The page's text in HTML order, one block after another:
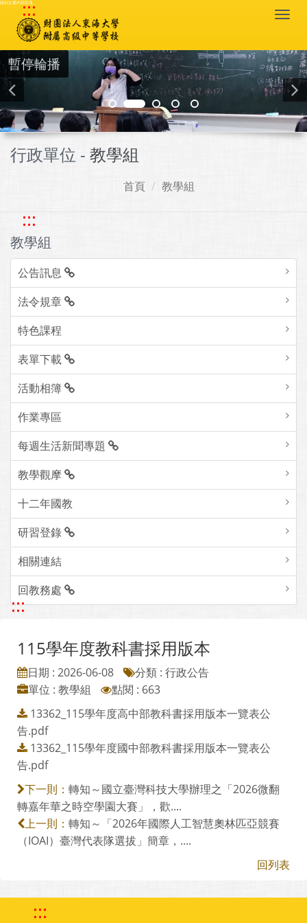
跳到主要內容區塊
:::
暫停輪播
行政單位 - 教學組
首頁 教學組
:::
教學組
公告訊息
法令規章
特色課程
表單下載
活動相簿
作業專區
每週生活新聞專題
教學觀摩
十二年國教
研習登錄
相關連結
回教務處
:::
115學年度教科書採用版本
日期 : 2026-06-08
分類 : 行政公告
單位 : 教學組
點閱 : 663
13362_115學年度高中部教科書採用版本一覽表公
告.pdf
13362_115學年度國中部教科書採用版本一覽表公
告.pdf
下一則： 轉知～國立臺灣科技大學辦理之「2026微翻
轉嘉年華之時空學園大賽」，歡....
上一則： 轉知～「2026年國際人工智慧奧林匹亞競賽
（IOAI）臺灣代表隊選拔」簡章，....
回列表
:::